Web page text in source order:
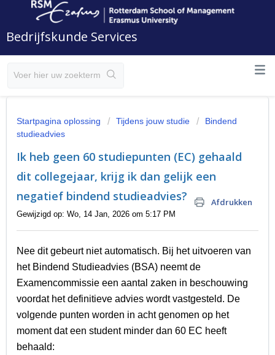
Bedrijfskunde Services
Startpagina oplossing Tijdens jouw studie
Bindend
studieadvies
Ik heb geen 60 studiepunten (EC) gehaald
dit collegejaar, krijg ik dan gelijk een
negatief bindend studieadvies?
Afdrukken
Gewijzigd op: Wo, 14 Jan, 2026 om 5:17 PM
Nee dit gebeurt niet automatisch. Bij het uitvoeren van
het Bindend Studieadvies (BSA) neemt de
Examencommissie een aantal zaken in beschouwing
voordat het definitieve advies wordt vastgesteld. De
volgende punten worden in acht genomen op het
moment dat een student minder dan 60 EC heeft
behaald: